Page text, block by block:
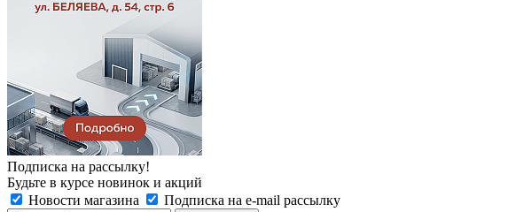
Подписка на рассылку!
Будьте в курсе новинок и акций
Новости магазина
Подписка на e-mail рассылку